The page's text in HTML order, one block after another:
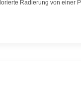
Radierung von einer